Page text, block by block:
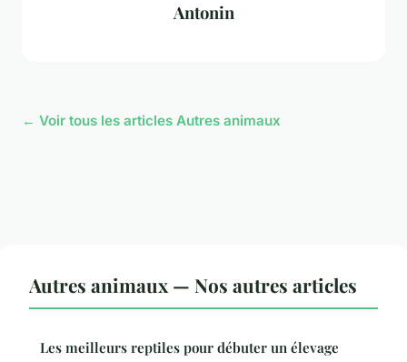
Antonin
← Voir tous les articles Autres animaux
Autres animaux — Nos autres articles
Les meilleurs reptiles pour débuter un élevage